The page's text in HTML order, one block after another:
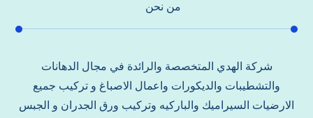
من نحن
شركة الهدي المتخصصة والرائدة في مجال الدهانات
والتشطيبات والديكورات واعمال الاصباغ و تركيب جميع
الارضيات السيراميك والباركيه وتركيب ورق الجدران و الجبس